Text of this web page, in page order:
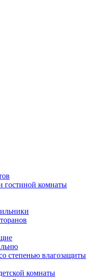
гостиной комнаты
степенью влагозащиты
комнаты